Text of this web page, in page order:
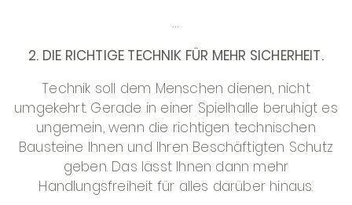
…
2. DIE RICHTIGE TECHNIK FÜR MEHR SICHERHEIT.
Technik soll dem Menschen dienen, nicht
umgekehrt. Gerade in einer Spielhalle beruhigt es
ungemein, wenn die richtigen technischen
Bausteine Ihnen und Ihren Beschäftigten Schutz
geben. Das lässt Ihnen dann mehr
Handlungsfreiheit für alles darüber hinaus.